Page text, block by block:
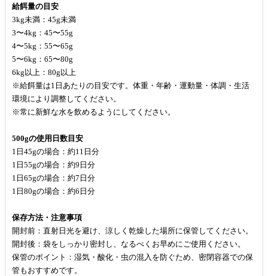
給餌量の目安
3kg未満：45g未満
3〜4kg：45〜55g
4〜5kg：55〜65g
5〜6kg：65〜80g
6kg以上：80g以上
※給餌量は1日あたりの目安です。体重・年齢・運動量・体調・生活
環境により調整してください。
※常に新鮮な水を飲めるようにしてください。
500gの使用日数目安
1日45gの場合：約11日分
1日55gの場合：約9日分
1日65gの場合：約7日分
1日80gの場合：約6日分
保存方法・注意事項
開封前：直射日光を避け、涼しく乾燥した場所に保管してください。
開封後：袋をしっかり密封し、なるべくお早めにご使用ください。
保管のポイント：湿気・酸化・虫の混入を防ぐため、密閉容器での保
管もおすすめです。